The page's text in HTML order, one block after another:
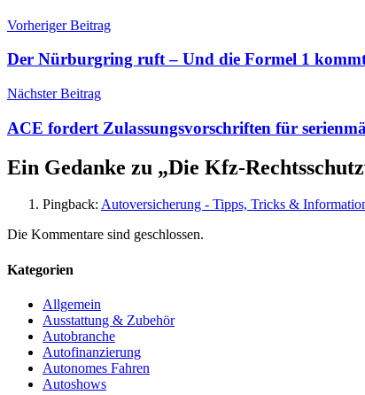
Vorheriger Beitrag
Der Nürburgring ruft – Und die Formel 1
Nächster Beitrag
ACE fordert Zulassungsvorschriften für
Ein Gedanke zu „Die Kfz-
Pingback: Autoversicherung - Tipps, Tricks &
Die Kommentare sind geschlossen.
Kategorien
Allgemein
Ausstattung & Zubehör
Autobranche
Autofinanzierung
Autonomes Fahren
Autoshows